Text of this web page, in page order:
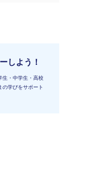
しよう！
生・中学生・高校
の学びをサポート